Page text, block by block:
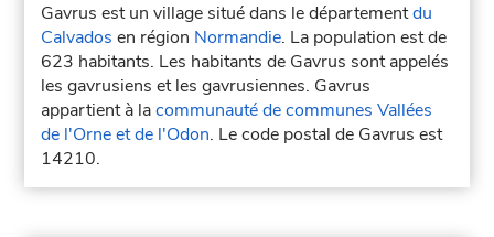
Gavrus est un village situé dans le départementdu
Calvados en région Normandie. La population est de
623 habitants. Les habitants de Gavrus sont appelés
les gavrusiens et les gavrusiennes. Gavrus
appartient à lacommunauté de communes Vallées
de l'Orne et de l'Odon. Le code postal de Gavrus est
14210.